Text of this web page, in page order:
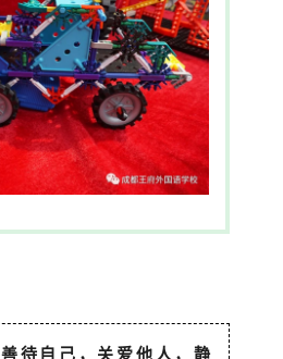
善待自己，关爱他人，静